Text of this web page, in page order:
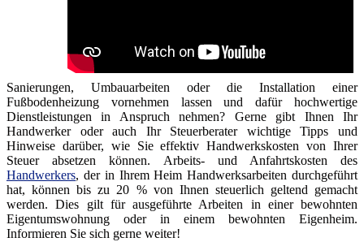
Sanierungen, Umbauarbeiten oder die Installation einer
Fußbodenheizung vornehmen lassen und dafür hochwertige
Dienstleistungen in Anspruch nehmen? Gerne gibt Ihnen Ihr
Handwerker oder auch Ihr Steuerberater wichtige Tipps und
Hinweise darüber, wie Sie effektiv Handwerkskosten von Ihrer
Steuer absetzen können. Arbeits- und Anfahrtskosten des
Handwerkers, der in Ihrem Heim Handwerksarbeiten durchgeführt
hat, können bis zu 20 % von Ihnen steuerlich geltend gemacht
werden. Dies gilt für ausgeführte Arbeiten in einer bewohnten
Eigentumswohnung oder in einem bewohnten Eigenheim.
Informieren Sie sich gerne weiter!